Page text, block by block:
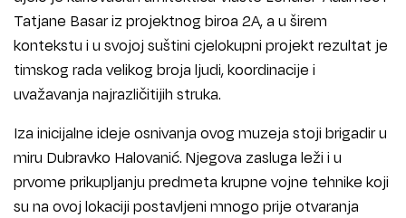
Tatjane Basar iz projektnog biroa 2A, a u širem
kontekstu i u svojoj suštini cjelokupni projekt rezultat je
timskog rada velikog broja ljudi, koordinacije i
uvažavanja najrazličitijih struka.
Iza inicijalne ideje osnivanja ovog muzeja stoji brigadir u
miru Dubravko Halovanić. Njegova zasluga leži i u
prvome prikupljanju predmeta krupne vojne tehnike koji
su na ovoj lokaciji postavljeni mnogo prije otvaranja